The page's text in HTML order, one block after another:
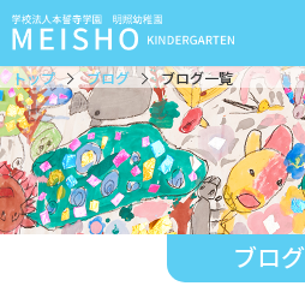
トップ ブログ ブログ一覧
ブログ